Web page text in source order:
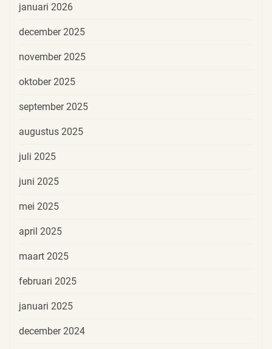
januari 2026
december 2025
november 2025
oktober 2025
september 2025
augustus 2025
juli 2025
juni 2025
mei 2025
april 2025
maart 2025
februari 2025
januari 2025
december 2024